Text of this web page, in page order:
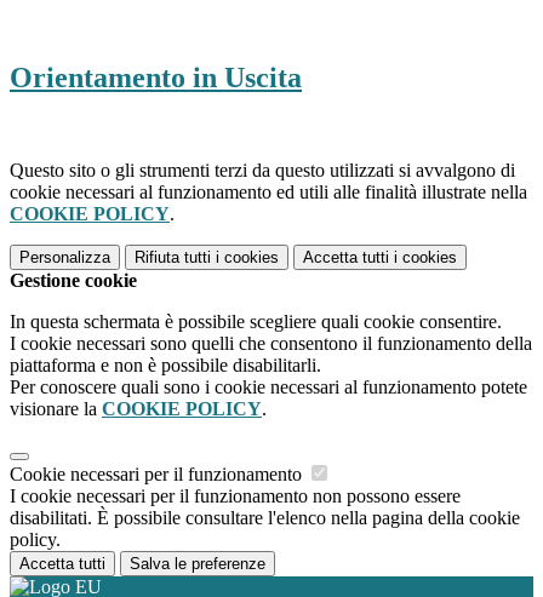
Orientamento in Uscita
Questo sito o gli strumenti terzi da questo utilizzati si avvalgono di
cookie necessari al funzionamento ed utili alle finalità illustrate nella
COOKIE POLICY.
Personalizza Rifiuta tutti i cookies Accetta tutti i cookies
Gestione cookie
In questa schermata è possibile scegliere quali cookie consentire.
I cookie necessari sono quelli che consentono il funzionamento della
piattaforma e non è possibile disabilitarli.
Per conoscere quali sono i cookie necessari al funzionamento potete
visionare la COOKIE POLICY.
Cookie necessari per il funzionamento
I cookie necessari per il funzionamento non possono essere
disabilitati. È possibile consultare l'elenco nella pagina della cookie
policy.
Accetta tutti Salva le preferenze